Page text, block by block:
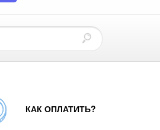
КАК ОПЛАТИТЬ?